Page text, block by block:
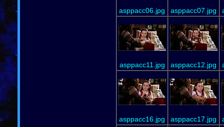
asppacc06.jpg asppacc07.jpg
asppacc11.jpg asppacc12.jpg
asppacc16.jpg asppacc17.jpg